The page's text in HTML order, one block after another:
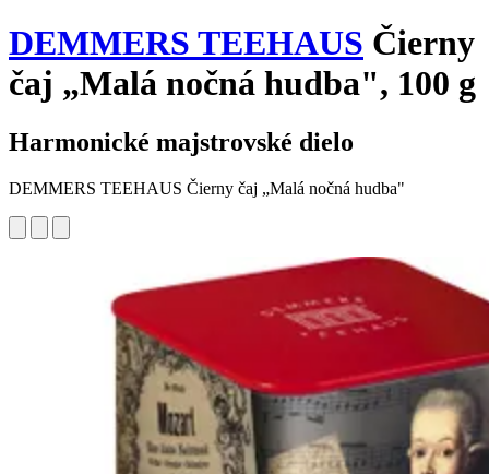
DEMMERS TEEHAUS Čierny
čaj „Malá nočná hudba", 100 g
Harmonické majstrovské dielo
DEMMERS TEEHAUS Čierny čaj „Malá nočná hudba"